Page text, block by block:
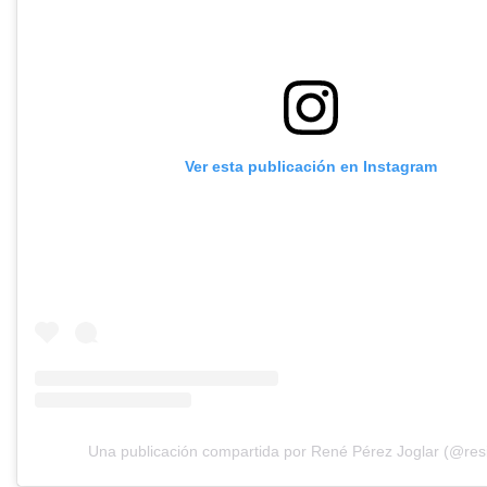
Ver esta publicación en Instagram
Una publicación compartida por René Pérez Joglar